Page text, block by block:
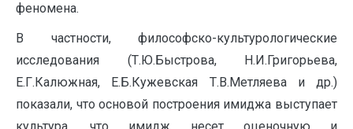
феномена.
В частности, философско-культурологические
исследования (Т.Ю.Быстрова, Н.И.Григорьева,
Е.Г.Калюжная, Е.Б.Кужевская Т.В.Метляева и др.)
показали, что основой построения имиджа выступает